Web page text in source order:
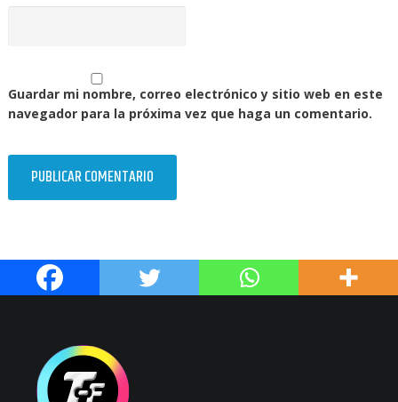
Guardar mi nombre, correo electrónico y sitio web en este
navegador para la próxima vez que haga un comentario.